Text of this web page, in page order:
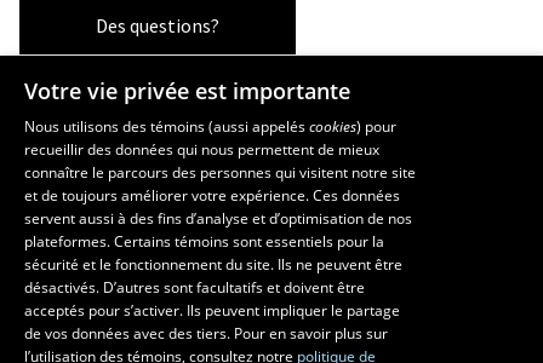
Des questions?
La Faculté et ses écoles
Faculté d’aménagement, d’architecture, d’art et de design
École d’art
École supérieure d’aménagement du territoire et de développement
régional
École d’architecture
École de design
Votre vie privée est importante
Nous utilisons des témoins (aussi appeléscookies) pour
recueillir des données qui nous permettent de mieux
connaître le parcours des personnes qui visitent notre site
et de toujours améliorer votre expérience. Ces données
servent aussi à des fins d’analyse et d’optimisation de nos
plateformes. Certains témoins sont essentiels pour la
sécurité et le fonctionnement du site. Ils ne peuvent être
désactivés. D’autres sont facultatifs et doivent être
acceptés pour s’activer. Ils peuvent impliquer le partage
de vos données avec des tiers. Pour en savoir plus sur
l’utilisation des témoins, consultez notre politique de